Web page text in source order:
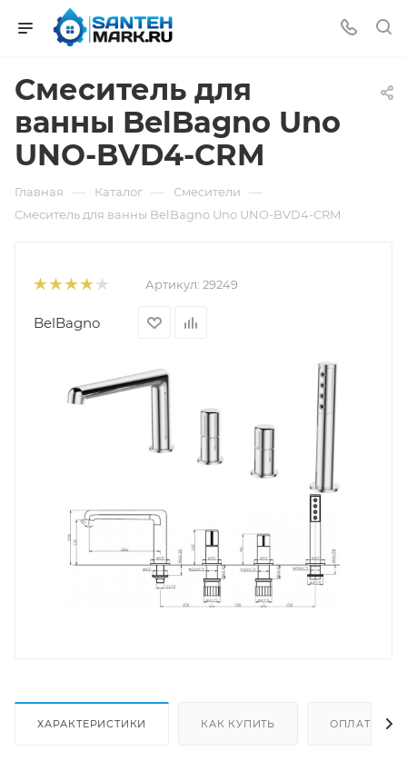
Смеситель для
ванны BelBagno Uno
UNO-BVD4-CRM
Главная — Каталог — Смесители —
Смеситель для ванны BelBagno Uno UNO-BVD4-CRM
Артикул: 29249
BelBagno
ХАРАКТЕРИСТИКИ КАК КУПИТЬ ОПЛАТА